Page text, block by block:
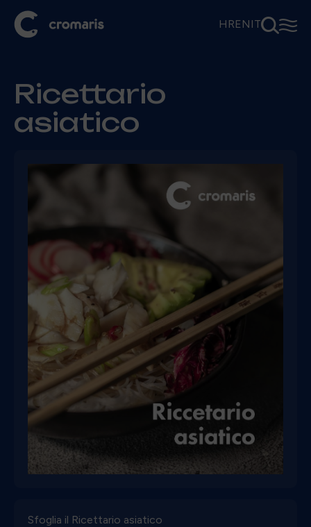
HREN IT⚲☰
Ricettario
asiatico
Sfoglia il Ricettario asiatico